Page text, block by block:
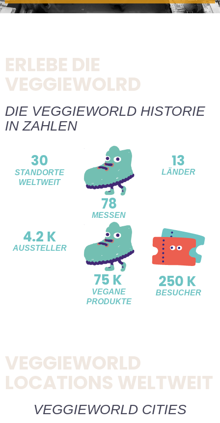
ERLEBE DIE
VEGGIEWOLRD
DIE VEGGIEWORLD HISTORIE
IN ZAHLEN
30
STANDORTE
WELTWEIT
78
MESSEN
13
LÄNDER
4.2 K
AUSSTELLER
75 K
VEGANE
PRODUKTE
250 K
BESUCHER
VEGGIEWORLD
LOCATIONS WELTWEIT
VEGGIEWORLD CITIES